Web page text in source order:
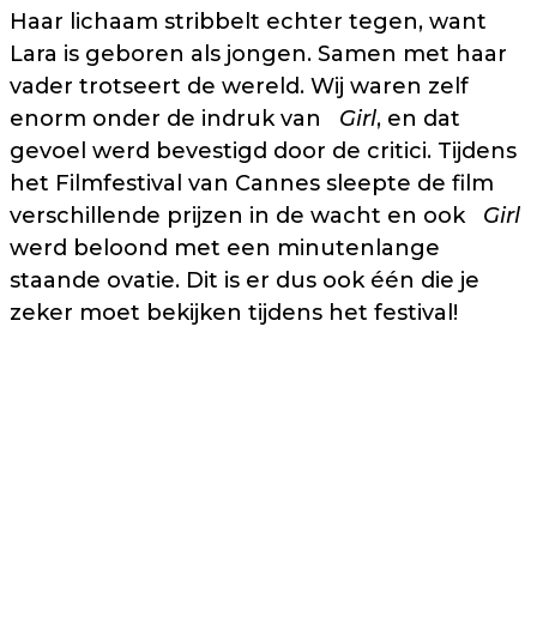
Haar lichaam stribbelt echter tegen, want
Lara is geboren als jongen. Samen met haar
vader trotseert de wereld. Wij waren zelf
enorm onder de indruk van Girl, en dat
gevoel werd bevestigd door de critici. Tijdens
het Filmfestival van Cannes sleepte de film
verschillende prijzen in de wacht en ook Girl
werd beloond met een minutenlange
staande ovatie. Dit is er dus ook één die je
zeker moet bekijken tijdens het festival!